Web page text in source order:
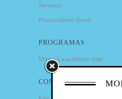
Serviços
Procuradoria Geral
PROGRAMAS
Minha Casa Minha Vida
CONTATO